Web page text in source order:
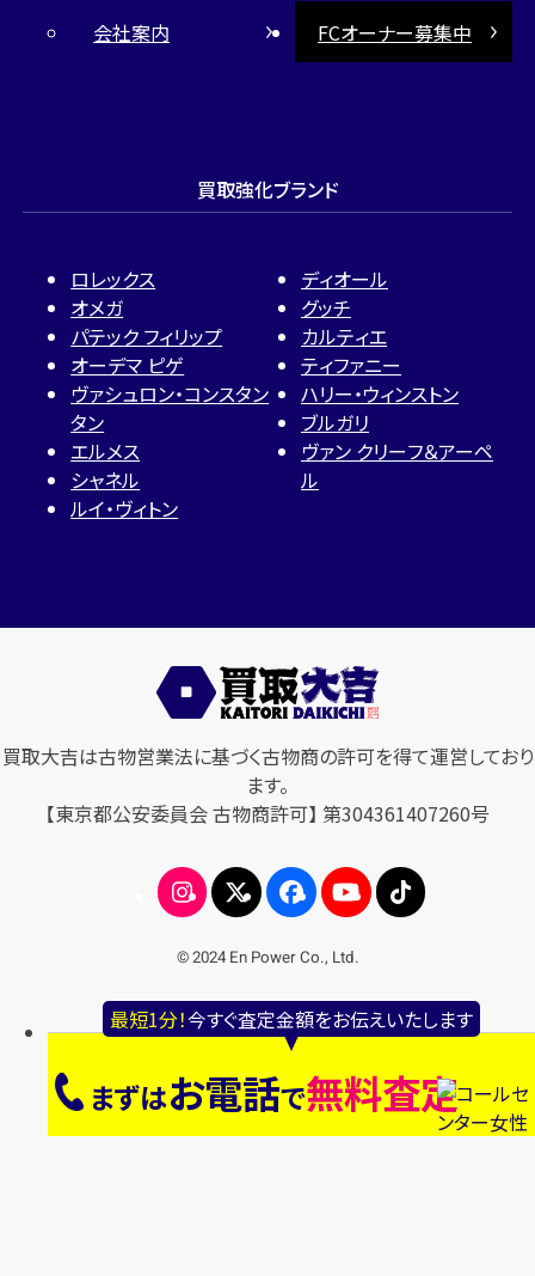
最短1分！今すぐ査定金額をお伝えいたします
まずはお電話で無料査定
会社案内 FCオーナー募集中
買取強化ブランド
ロレックス
オメガ
パテック フィリップ
オーデマ ピゲ
ヴァシュロン・コンスタン
タン
エルメス
シャネル
ルイ・ヴィトン
ディオール
グッチ
カルティエ
ティファニー
ハリー・ウィンストン
ブルガリ
ヴァン クリーフ＆アーペ
ル
買取大吉は古物営業法に基づく古物商の許可を得て運営しており
ます。
【東京都公安委員会 古物商許可】 第304361407260号
© 2024 En Power Co., Ltd.